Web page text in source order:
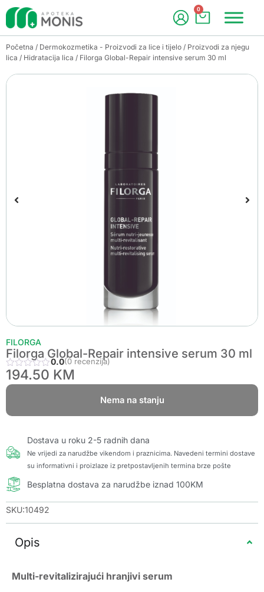
0
Početna / Dermokozmetika - Proizvodi za lice i tijelo / Proizvodi za njegu
lica / Hidratacija lica / Filorga Global-Repair intensive serum 30 ml
FILORGA
Filorga Global-Repair intensive serum 30 ml
0.0(0 recenzija)
194.50 KM
Nema na stanju
Dostava u roku 2-5 radnih dana
Ne vrijedi za narudžbe vikendom i praznicima. Navedeni termini dostave
su informativni i proizlaze iz pretpostavljenih termina brze pošte
Besplatna dostava za narudžbe iznad 100KM
SKU:10492
Opis
Multi-revitalizirajući hranjivi serum